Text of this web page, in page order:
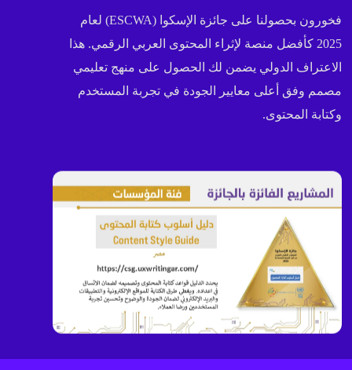
فخورون بحصولنا على جائزة الإسكوا (ESCWA) لعام
2025 كأفضل منصة لإثراء المحتوى العربي الرقمي. هذا
الاعتراف الدولي يضمن لك الحصول على منهج تعليمي
مصمم وفق أعلى معايير الجودة في تجربة المستخدم
وكتابة المحتوى.